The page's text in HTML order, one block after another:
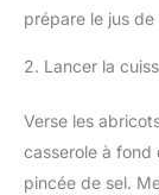
prépare le jus
2. Lancer la
Verse les
casserole à fond
pincée de sel.